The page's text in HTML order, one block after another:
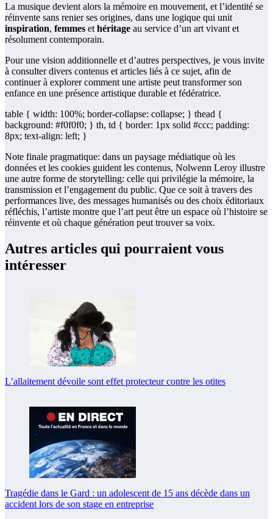
La musique devient alors la mémoire en mouvement, et l’identité se
réinvente sans renier ses origines, dans une logique qui unit
inspiration, femmes et héritage au service d’un art vivant et
résolument contemporain.
Pour une vision additionnelle et d’autres perspectives, je vous invite
à consulter divers contenus et articles liés à ce sujet, afin de
continuer à explorer comment une artiste peut transformer son
enfance en une présence artistique durable et fédératrice.
table { width: 100%; border-collapse: collapse; } thead {
background: #f0f0f0; } th, td { border: 1px solid #ccc; padding:
8px; text-align: left; }
Note finale pragmatique: dans un paysage médiatique où les
données et les cookies guident les contenus, Nolwenn Leroy illustre
une autre forme de storytelling: celle qui privilégie la mémoire, la
transmission et l’engagement du public. Que ce soit à travers des
performances live, des messages humanisés ou des choix éditoriaux
réfléchis, l’artiste montre que l’art peut être un espace où l’histoire se
réinvente et où chaque génération peut trouver sa voix.
Autres articles qui pourraient vous
intéresser
L’allaitement dévoile sont effet protecteur contre les otites
Tragédie dans le Gard : un adolescent de 15 ans décède dans un
accident lors de son stage en entreprise